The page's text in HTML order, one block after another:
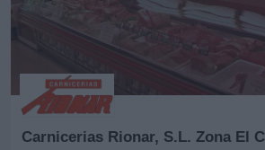
Carnicerias Rionar, S.L. Zona El